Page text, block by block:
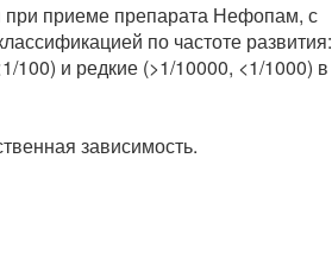
приеме препарата Нефопам, с
по частоте развития:
100) и редкие (>1/10000, <1/1000) в
зависимость.